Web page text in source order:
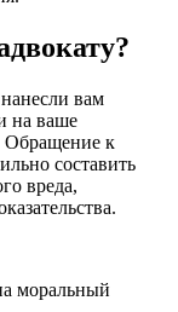
вам
на ваше
Обращение к
составить
вреда,
моральный